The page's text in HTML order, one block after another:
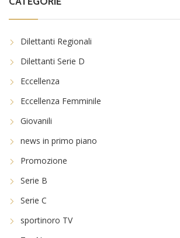
Dilettanti Regionali
Dilettanti Serie D
Eccellenza
Eccellenza Femminile
Giovanili
news in primo piano
Promozione
Serie B
Serie C
sportinoro TV